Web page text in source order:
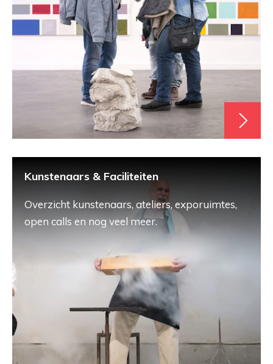
Kunstenaars & Faciliteiten
Overzicht kunstenaars, ateliers, exporuimtes,
open calls en nog veel meer.